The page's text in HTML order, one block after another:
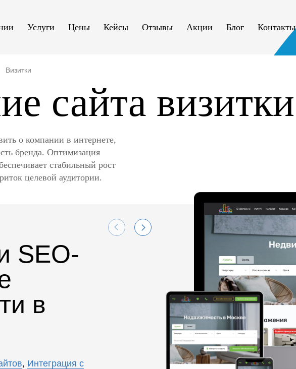
Услуги Цены Кейсы Отзывы Акции Блог Контакты
Визитки
сайта визитки
о компании в интернете,
бренда. Оптимизация
стабильный рост
целевой аудитории.
SEO-
в
, Интеграция с